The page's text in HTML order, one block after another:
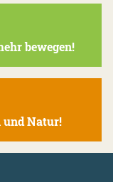
bewegen!
und Natur!